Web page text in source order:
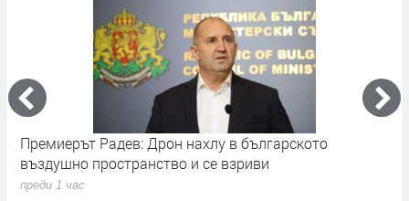
Откриха ловния сезон за прелетен дивеч в България
преди 6 часа